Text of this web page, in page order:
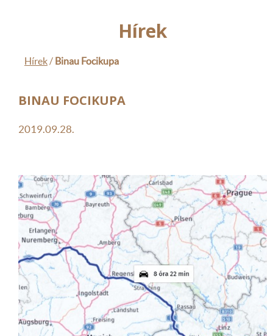
Hírek
Hírek/ Binau Focikupa
BINAU FOCIKUPA
2019.09.28.